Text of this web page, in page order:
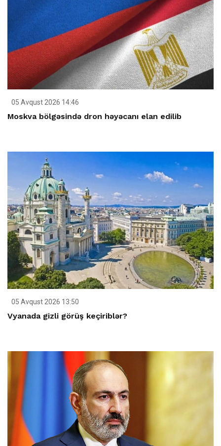
05 Avqust 2026 14:46
Moskva bölgəsində dron həyəcanı elan edilib
05 Avqust 2026 13:50
Vyanada gizli görüş keçiriblər?